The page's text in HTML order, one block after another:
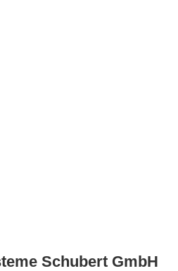
Schubert GmbH